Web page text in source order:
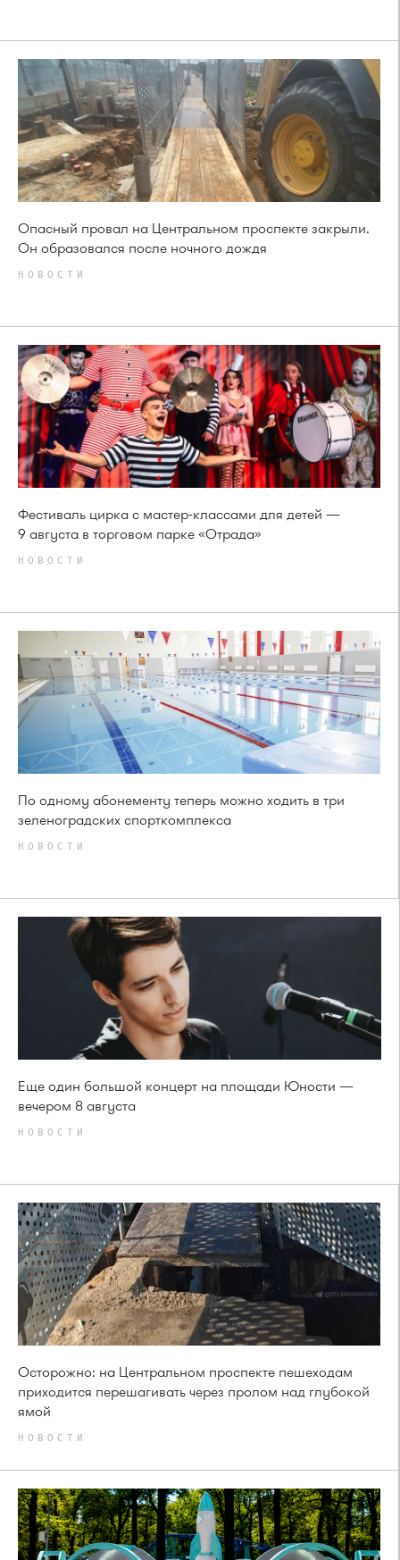
Опасный провал на Центральном проспекте закрыли.
Он образовался после ночного дождя
НОВОСТИ
Фестиваль цирка с мастер-классами для детей —
9 августа в торговом парке «Отрада»
НОВОСТИ
По одному абонементу теперь можно ходить в три
зеленоградских спорткомплекса
НОВОСТИ
Еще один большой концерт на площади Юности —
вечером 8 августа
НОВОСТИ
Осторожно: на Центральном проспекте пешеходам
приходится перешагивать через пролом над глубокой
ямой
НОВОСТИ